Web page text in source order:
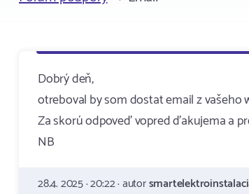
Dobrý deň,
otreboval by som dostat email z vašeho
Za skorú odpoveď vopred ďakujema a
NB
28.4. 2025 · 20:22 · autor